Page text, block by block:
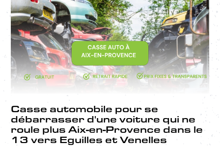
Casse automobile pour se
débarrasser d'une voiture qui ne
roule plus Aix-en-Provence dans le
13 vers Eguilles et Venelles